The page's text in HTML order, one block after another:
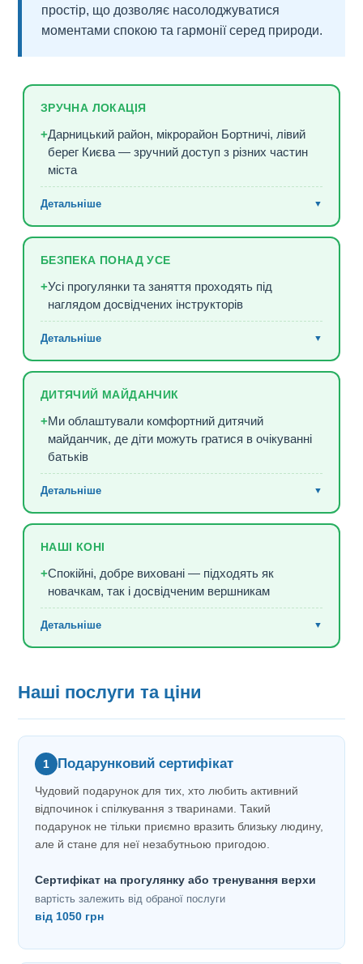
простір, що дозволяє насолоджуватися
моментами спокою та гармонії серед природи.
ЗРУЧНА ЛОКАЦІЯ
+Дарницький район, мікрорайон Бортничі, лівий
берег Києва — зручний доступ з різних частин
міста
Детальніше ▼
Доїхати можна як на авто, так і громадським
+До стайні веде асфальтована дорога
+Поряд знаходиться зупинка громадського
транспорту
БЕЗПЕКА ПОНАД УСЕ
+Усі прогулянки та заняття проходять під
наглядом досвідчених інструкторів
Детальніше ▼
Інструктори забезпечують контроль та
+Команда гарантує безпеку на кожному етапі
взаємодії з кіньми та під час прогулянок
ДИТЯЧИЙ МАЙДАНЧИК
+Ми облаштували комфортний дитячий
майданчик, де діти можуть гратися в очікуванні
батьків
Детальніше ▼
Гойдалки, різноманітні гірки та інші ігрові зони
+Можливість розподілити час між верховою їздою
та іграми з дітьми всією родиною
НАШІ КОНІ
+Спокійні, добре виховані — підходять як
новачкам, так і досвідченим вершникам
Детальніше ▼
Усі прогулянки та заняття проходять під
Інструктори супроводжують кожного вершника,
Наші послуги та ціни
1 Подарунковий сертифікат
Чудовий подарунок для тих, хто любить активний
відпочинок і спілкування з тваринами. Такий
подарунок не тільки приємно вразить близьку людину,
але й стане для неї незабутньою пригодою.
Сертифікат на прогулянку або тренування верхи
вартість залежить від обраної послуги
від 1050 грн